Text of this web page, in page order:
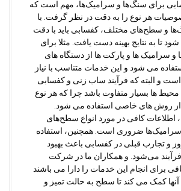
برای سنگ‌ها و سرامیک‌ها، مهم است که
هر نوع را به دقت در نظر گرفت. با
و سطح‌های مختلف، کفسابی باید با دقت
تا به نتایج بهینه دست یافت. مثلا برای
سرامیک ها و پارکت ها از دستگاه های
می شود و این خدمات متناسب با نیاز
و البته که فرآیند ساب زنی و کفسابی
ها بسیار متفاوت باشد چرا که هر نوع
روش های خاصی استفاده می شود.
اطلاعات کافی در مورد انواع سطح‌های
ضروری است. همچنین، استفاده
و تجارب قبلی در کفسابی باعث بهبود
فرآیند می‌شود. و همکاران ما در شرکت
برای انجام این خدمات را دارا می باشند
آنها کمک می کند تا سطح به حالت تمیز و